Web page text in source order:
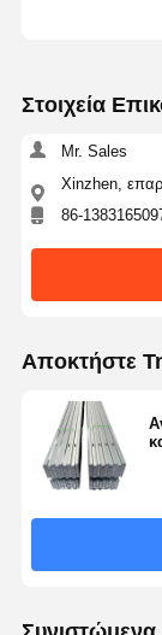
Στοιχεία
Mr. Sales
Xinzhen,
86-
Αποκτήστε